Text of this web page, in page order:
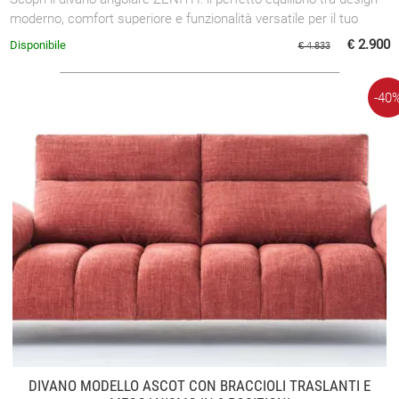
moderno, comfort superiore e funzionalità versatile per il tuo
soggiorno.
€ 4.833 € 2.900
Disponibile
DIVANO MODELLO ASCOT CON BRACCIOLI TRASLANTI E
-